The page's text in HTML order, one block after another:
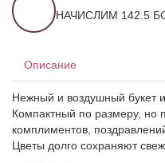
НАЧИСЛИМ 142.5
Описание
Нежный и воздушный букет
Компактный по размеру,
комплиментов,
Цветы долго сохраняют